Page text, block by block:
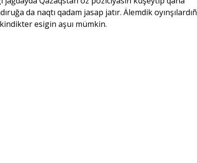
da naqtı qadam jasap jatır. Älemdik oyınşılardıñ
esigin aşuı mümkin.